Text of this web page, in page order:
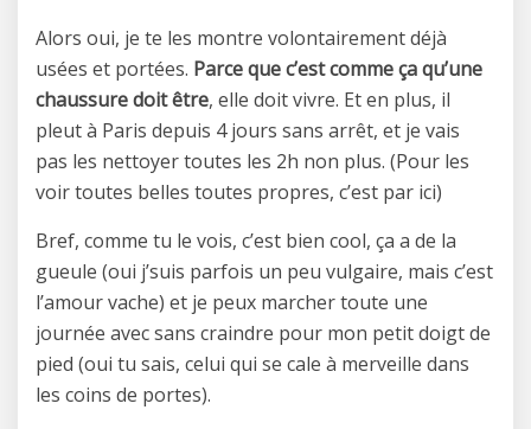
Alors oui, je te les montre volontairement déjà
usées et portées. Parce que c’est comme ça qu’une
chaussure doit être, elle doit vivre. Et en plus, il
pleut à Paris depuis 4 jours sans arrêt, et je vais
pas les nettoyer toutes les 2h non plus. (Pour les
voir toutes belles toutes propres, c’est par ici)
Bref, comme tu le vois, c’est bien cool, ça a de la
gueule (oui j’suis parfois un peu vulgaire, mais c’est
l’amour vache) et je peux marcher toute une
journée avec sans craindre pour mon petit doigt de
pied (oui tu sais, celui qui se cale à merveille dans
les coins de portes).